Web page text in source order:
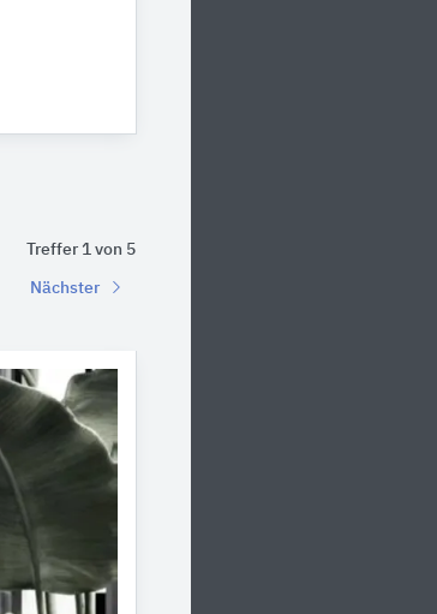
Treffer 1 von 5
Nächster